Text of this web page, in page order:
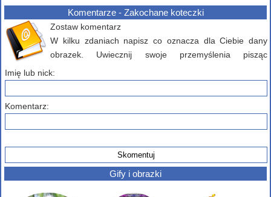
Komentarze - Zakochane koteczki
Zostaw komentarz
W kilku zdaniach napisz co oznacza dla Ciebie dany
obrazek. Uwiecznij swoje przemyślenia pisząc
Imię lub nick:
Komentarz:
Gify i obrazki